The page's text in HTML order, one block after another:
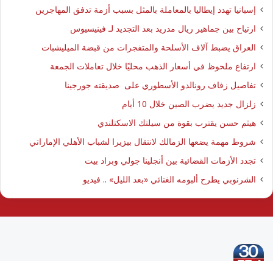
إسبانيا تهدد إيطاليا بالمعاملة بالمثل بسبب أزمة تدفق المهاجرين
ارتياح بين جماهير ريال مدريد بعد التجديد لـ فينيسيوس
العراق يضبط آلاف الأسلحة والمتفجرات من قبضة الميليشبات
ارتفاع ملحوظ في أسعار الذهب محليًا خلال تعاملات الجمعة
تفاصيل زفاف رونالدو الأسطوري على صديقته جورجينا
زلزال جديد يضرب الصين خلال 10 أيام
هيثم حسن يقترب بقوة من سيلتك الاسكتلندي
شروط مهمة يضعها الزمالك لانتقال بيزيرا لشباب الأهلي الإماراتي
تجدد الأزمات القضائية بين أنجلينا جولي وبراد بيت
الشرنوبي يطرح ألبومه الغنائي «بعد الليل» .. فيديو